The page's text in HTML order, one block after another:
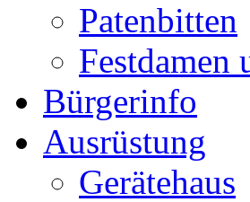
Patenbitten
Festdamen
Bürgerinfo
Ausrüstung
Gerätehaus